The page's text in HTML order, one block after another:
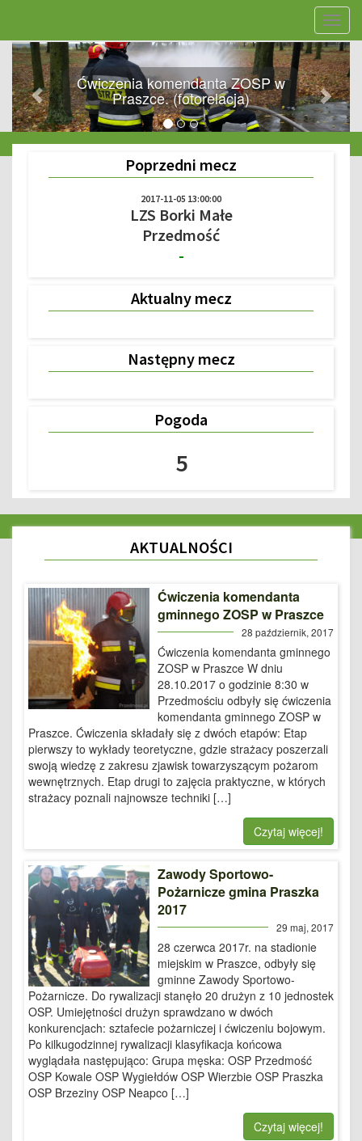
strony
Ćwiczenia komendanta ZOSP w
Praszce. (fotorelacja)
<< >>
Poprzedni mecz
2017-11-05 13:00:00
LZS Borki Małe
Przedmość
-
Aktualny mecz
Następny mecz
Pogoda
5
AKTUALNOŚCI
Ćwiczenia komendanta
gminnego ZOSP w Praszce
28 październik, 2017
Ćwiczenia komendanta gminnego
ZOSP w Praszce W dniu
28.10.2017 o godzinie 8:30 w
Przedmościu odbyły się ćwiczenia
komendanta gminnego ZOSP w
Praszce. Ćwiczenia składały się z dwóch etapów: Etap
pierwszy to wykłady teoretyczne, gdzie strażacy poszerzali
swoją wiedzę z zakresu zjawisk towarzyszącym pożarom
wewnętrznych. Etap drugi to zajęcia praktyczne, w których
strażacy poznali najnowsze techniki […]
Czytaj więcej!
Zawody Sportowo-
Pożarnicze gmina Praszka
2017
29 maj, 2017
28 czerwca 2017r. na stadionie
miejskim w Praszce, odbyły się
gminne Zawody Sportowo-
Pożarnicze. Do rywalizacji stanęło 20 drużyn z 10 jednostek
OSP. Umiejętności drużyn sprawdzano w dwóch
konkurencjach: sztafecie pożarniczej i ćwiczeniu bojowym.
Po kilkugodzinnej rywalizacji klasyfikacja końcowa
wyglądała następująco: Grupa męska: OSP Przedmość
OSP Kowale OSP Wygiełdów OSP Wierzbie OSP Praszka
OSP Brzeziny OSP Neapco […]
Czytaj więcej!